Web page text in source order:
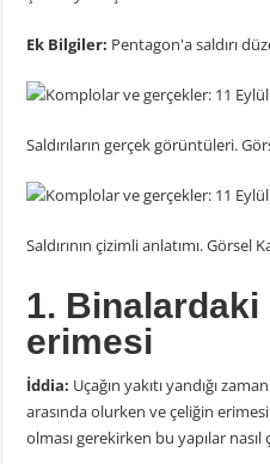
Ek Bilgiler: Pentagon'a saldırı
Saldırıların gerçek görüntüleri.
Saldırının çizimli anlatımı. Görsel
1.
erimesi
İddia: Uçağın yakıtı yandığı
arasında olurken ve çeliğin
olması gerekirken bu yapılar nasıl